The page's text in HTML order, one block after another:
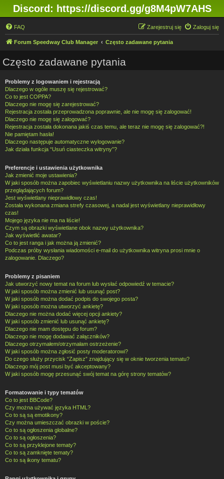
Discord: https://discord.gg/g8M4pW7AHS
FAQ Zaloguj się
Zarejestruj się
Forum Speedway Club Manager Często zadawane pytania
Często zadawane pytania
Problemy z logowaniem i rejestracją
Dlaczego w ogóle muszę się rejestrować?
Co to jest COPPA?
Dlaczego nie mogę się zarejestrować?
Rejestracja została przeprowadzona poprawnie, ale nie mogę się zalogować!
Dlaczego nie mogę się zalogować?
Rejestracja została dokonana jakiś czas temu, ale teraz nie mogę się zalogować?!
Nie pamiętam hasła!
Dlaczego następuje automatyczne wylogowanie?
Jak działa funkcja “Usuń ciasteczka witryny”?
Preferencje i ustawienia użytkownika
Jak zmienić moje ustawienia?
W jaki sposób można zapobiec wyświetlaniu nazwy użytkownika na liście użytkowników
przeglądających forum?
Jest wyświetlany nieprawidłowy czas!
Została wykonana zmiana strefy czasowej, a nadal jest wyświetlany nieprawidłowy
czas!
Mojego języka nie ma na liście!
Czym są obrazki wyświetlane obok nazwy użytkownika?
Jak wyświetlić awatar?
Co to jest ranga i jak można ją zmienić?
Podczas próby wysłania wiadomości e-mail do użytkownika witryna prosi mnie o
zalogowanie. Dlaczego?
Problemy z pisaniem
Jak utworzyć nowy temat na forum lub wysłać odpowiedź w temacie?
W jaki sposób można zmienić lub usunąć post?
W jaki sposób można dodać podpis do swojego posta?
W jaki sposób można utworzyć ankietę?
Dlaczego nie można dodać więcej opcji ankiety?
W jaki sposób zmienić lub usunąć ankietę?
Dlaczego nie mam dostępu do forum?
Dlaczego nie mogę dodawać załączników?
Dlaczego otrzymałem/otrzymałam ostrzeżenie?
W jaki sposób można zgłosić posty moderatorowi?
Do czego służy przycisk “Zapisz” znajdujący się w oknie tworzenia tematu?
Dlaczego mój post musi być akceptowany?
W jaki sposób mogę przesunąć swój temat na górę strony tematów?
Formatowanie i typy tematów
Co to jest BBCode?
Czy można używać języka HTML?
Co to są są emotikony?
Czy można umieszczać obrazki w poście?
Co to są ogłoszenia globalne?
Co to są ogłoszenia?
Co to są przyklejone tematy?
Co to są zamknięte tematy?
Co to są ikony tematu?